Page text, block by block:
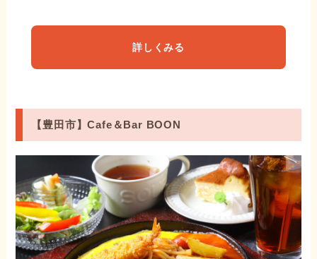
詳しくみる
【豊田市】Cafe＆Bar BOON